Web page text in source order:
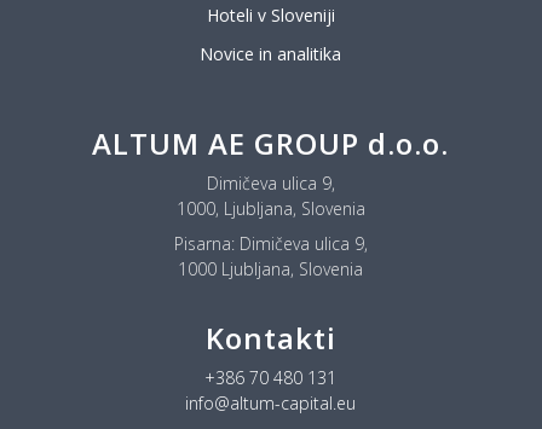
Hoteli v Sloveniji
Novice in analitika
ALTUM AE GROUP d.o.o.
Dimičeva ulica 9,
1000, Ljubljana, Slovenia
Pisarna: Dimičeva ulica 9,
1000 Ljubljana, Slovenia
Kontakti
+386 70 480 131
info@altum-capital.eu